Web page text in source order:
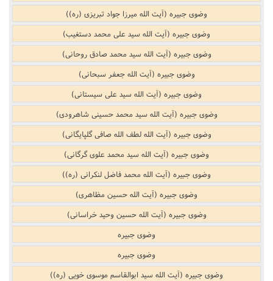
وضوی جبیره (آیت الله میرزا جواد تبریزی (ره))
وضوی جبیره (آیت الله سید علی محمد دستغیب)
وضوی جبیره (آیت الله سید محمد صادق روحانی)
وضوی جبیره (آیت الله جعفر سبحانی)
وضوی جبیره (آیت الله سید علی سیستانی)
وضوی جبیره (آیت الله سید محمد حسینی شاهرودی)
وضوی جبیره (آیت الله لطف الله صافی گلپایگانی)
وضوی جبیره (آیت الله سید محمد علوی گرگانی)
وضوی جبیره (آیت الله محمد فاضل لنکرانی (ره))
وضوی جبیره (آیت الله حسین مظاهری)
وضوی جبیره (آیت الله حسین وحید خراسانی)
وضوی جبیره
وضوی جبیره
وضوی جبیره (آیت الله سید ابوالقاسم موسوی خویی (ره))